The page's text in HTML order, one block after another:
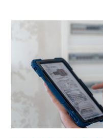
Automação
conformidade
e
sustentabilidade